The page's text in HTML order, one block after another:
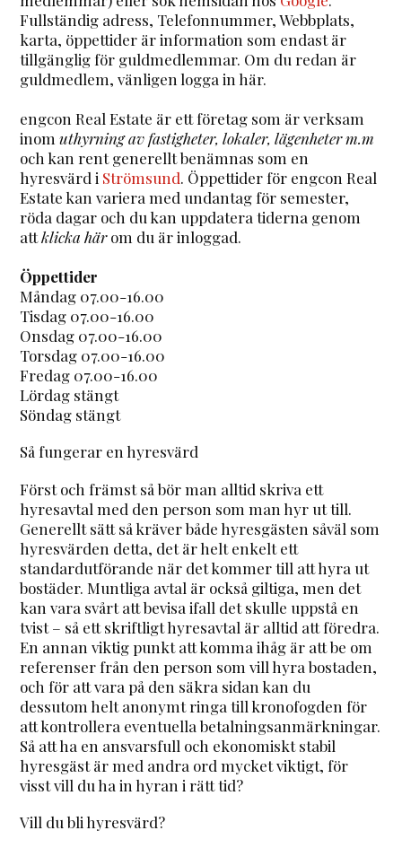
Fullständig adress, Telefonnummer, Webbplats,
karta, öppettider är information som endast är
tillgänglig för guldmedlemmar. Om du redan är
guldmedlem, vänligen logga in här.
engcon Real Estate är ett företag som är verksam
inomuthyrning av fastigheter, lokaler, lägenheter m.m
och kan rent generellt benämnas som en
hyresvärd i Strömsund. Öppettider för engcon Real
Estate kan variera med undantag för semester,
röda dagar och du kan uppdatera tiderna genom
attklicka härom du är inloggad.
Öppettider
Måndag 07.00-16.00
Tisdag 07.00-16.00
Onsdag 07.00-16.00
Torsdag 07.00-16.00
Fredag 07.00-16.00
Lördag stängt
Söndag stängt
Så fungerar en hyresvärd
Först och främst så bör man alltid skriva ett
hyresavtal med den person som man hyr ut till.
Generellt sätt så kräver både hyresgästen såväl som
hyresvärden detta, det är helt enkelt ett
standardutförande när det kommer till att hyra ut
bostäder. Muntliga avtal är också giltiga, men det
kan vara svårt att bevisa ifall det skulle uppstå en
tvist – så ett skriftligt hyresavtal är alltid att föredra.
En annan viktig punkt att komma ihåg är att be om
referenser från den person som vill hyra bostaden,
och för att vara på den säkra sidan kan du
dessutom helt anonymt ringa till kronofogden för
att kontrollera eventuella betalningsanmärkningar.
Så att ha en ansvarsfull och ekonomiskt stabil
hyresgäst är med andra ord mycket viktigt, för
visst vill du ha in hyran i rätt tid?
Vill du bli hyresvärd?